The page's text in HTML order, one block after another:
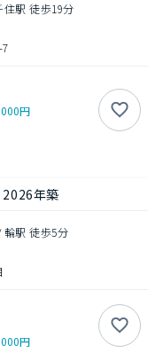
駅 徒歩19分
円
年築
駅 徒歩5分
円